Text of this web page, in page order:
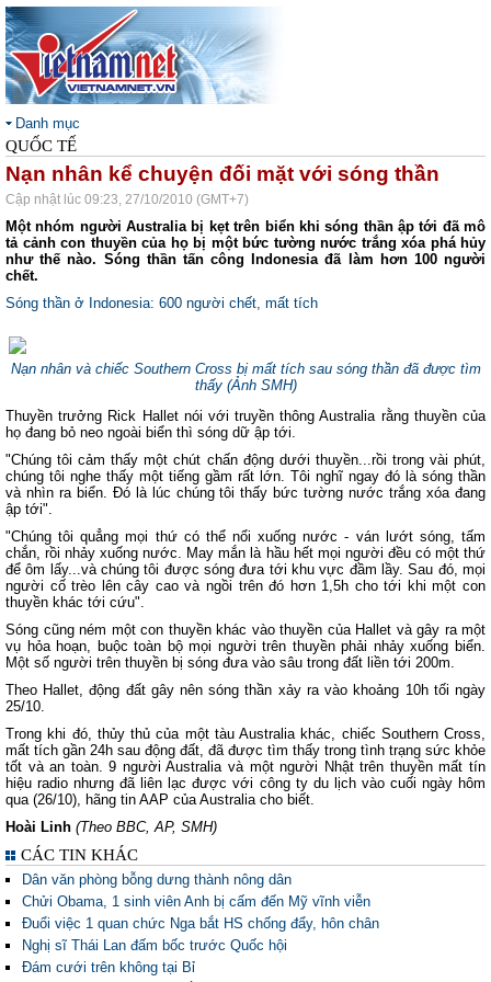
Danh mục
QUỐC TẾ
Nạn nhân kể chuyện đối mặt với sóng thần
Cập nhật lúc 09:23, 27/10/2010 (GMT+7)
Một nhóm người Australia bị kẹt trên biển khi sóng thần ập tới đã mô
tả cảnh con thuyền của họ bị một bức tường nước trắng xóa phá hủy
như thế nào. Sóng thần tấn công Indonesia đã làm hơn 100 người
chết.
Sóng thần ở Indonesia: 600 người chết, mất tích
Nạn nhân và chiếc Southern Cross bị mất tích sau sóng thần đã được tìm
thấy (Ảnh SMH)
Thuyền trưởng Rick Hallet nói với truyền thông Australia rằng thuyền của
họ đang bỏ neo ngoài biển thì sóng dữ ập tới.
"Chúng tôi cảm thấy một chút chấn động dưới thuyền...rồi trong vài phút,
chúng tôi nghe thấy một tiếng gầm rất lớn. Tôi nghĩ ngay đó là sóng thần
và nhìn ra biển. Đó là lúc chúng tôi thấy bức tường nước trắng xóa đang
ập tới".
"Chúng tôi quẳng mọi thứ có thể nổi xuống nước - ván lướt sóng, tấm
chắn, rồi nhảy xuống nước. May mắn là hầu hết mọi người đều có một thứ
để ôm lấy...và chúng tôi được sóng đưa tới khu vực đầm lầy. Sau đó, mọi
người cố trèo lên cây cao và ngồi trên đó hơn 1,5h cho tới khi một con
thuyền khác tới cứu".
Sóng cũng ném một con thuyền khác vào thuyền của Hallet và gây ra một
vụ hỏa hoạn, buộc toàn bộ mọi người trên thuyền phải nhảy xuống biển.
Một số người trên thuyền bị sóng đưa vào sâu trong đất liền tới 200m.
Theo Hallet, động đất gây nên sóng thần xảy ra vào khoảng 10h tối ngày
25/10.
Trong khi đó, thủy thủ của một tàu Australia khác, chiếc Southern Cross,
mất tích gần 24h sau động đất, đã được tìm thấy trong tình trạng sức khỏe
tốt và an toàn. 9 người Australia và một người Nhật trên thuyền mất tín
hiệu radio nhưng đã liên lạc được với công ty du lịch vào cuối ngày hôm
qua (26/10), hãng tin AAP của Australia cho biết.
Hoài Linh (Theo BBC, AP, SMH)
CÁC TIN KHÁC
Dân văn phòng bỗng dưng thành nông dân
Chửi Obama, 1 sinh viên Anh bị cấm đến Mỹ vĩnh viễn
Đuổi việc 1 quan chức Nga bắt HS chống đẩy, hôn chân
Nghị sĩ Thái Lan đấm bốc trước Quốc hội
Đám cưới trên không tại Bỉ